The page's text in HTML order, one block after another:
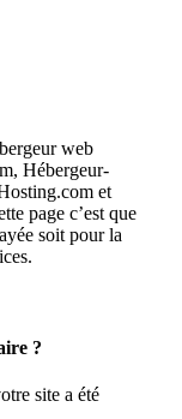
web
Hébergeur-
et
page c’est que
soit pour la
?
site a été